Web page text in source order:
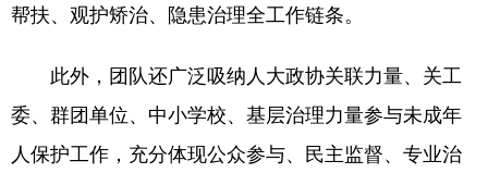
帮扶、观护矫治、隐患治理全工作链条。
此外，团队还广泛吸纳人大政协关联力量、关工
委、群团单位、中小学校、基层治理力量参与未成年
人保护工作，充分体现公众参与、民主监督、专业治